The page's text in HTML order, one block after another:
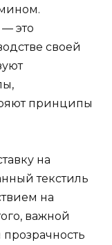
это
своей
принципы
на
текстиль
на
важной